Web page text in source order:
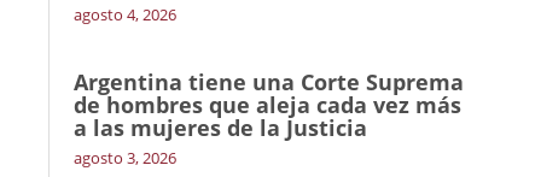
agosto 4, 2026
Argentina tiene una Corte Suprema
de hombres que aleja cada vez más
a las mujeres de la Justicia
agosto 3, 2026